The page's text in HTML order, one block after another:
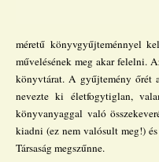
méretű könyvgyűjteménnyel
művelésének meg akar felelni.
könyvtárat. A gyűjtemény őrét
nevezte ki életfogytiglan,
könyvanyaggal való
kiadni (ez nem valósult meg!)
Társaság megszűnne.